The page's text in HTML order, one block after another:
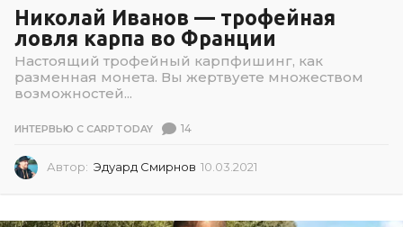
Николай Иванов — трофейная
ловля карпа во Франции
Настоящий трофейный карпфишинг, как
разменная монета. Вы жертвуете множеством
возможностей...
ИНТЕРВЬЮ С CARPTODAY 14
Автор: Эдуард Смирнов 10.03.2021
0